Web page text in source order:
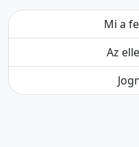
Mi a
Az